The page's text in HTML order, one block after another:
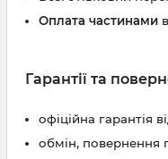
Оплата частинами
Гарантії та
офіційна гарантія
обмін, повернення